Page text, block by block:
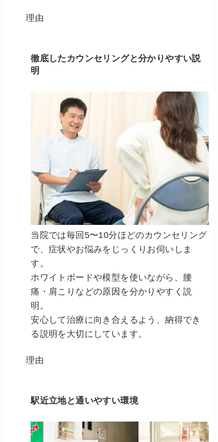
理由
徹底したカウンセリングと分かりやすい説
明
当院では毎回5〜10分ほどのカウンセリング
で、症状やお悩みをじっくりお伺いしま
す。
ホワイトボードや模型を使いながら、腰
痛・肩こりなどの原因を分かりやすく説
明。
安心して治療に向き合えるよう、納得でき
る説明を大切にしています。
理由
駅近立地と通いやすい環境